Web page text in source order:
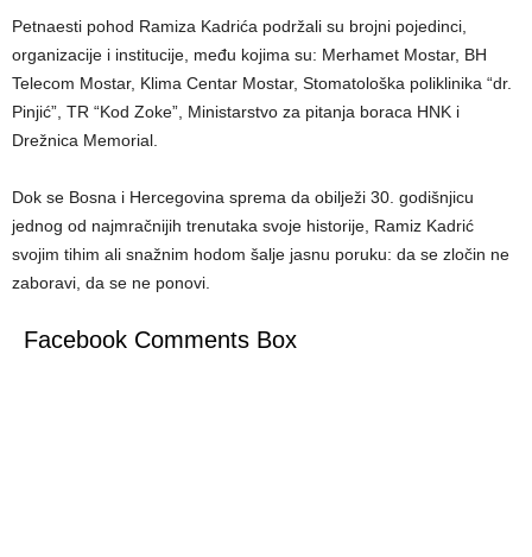
Petnaesti pohod Ramiza Kadrića podržali su brojni pojedinci,
organizacije i institucije, među kojima su: Merhamet Mostar, BH
Telecom Mostar, Klima Centar Mostar, Stomatološka poliklinika “dr.
Pinjić”, TR “Kod Zoke”, Ministarstvo za pitanja boraca HNK i
Drežnica Memorial.
Dok se Bosna i Hercegovina sprema da obilježi 30. godišnjicu
jednog od najmračnijih trenutaka svoje historije, Ramiz Kadrić
svojim tihim ali snažnim hodom šalje jasnu poruku: da se zločin ne
zaboravi, da se ne ponovi.
Facebook Comments Box